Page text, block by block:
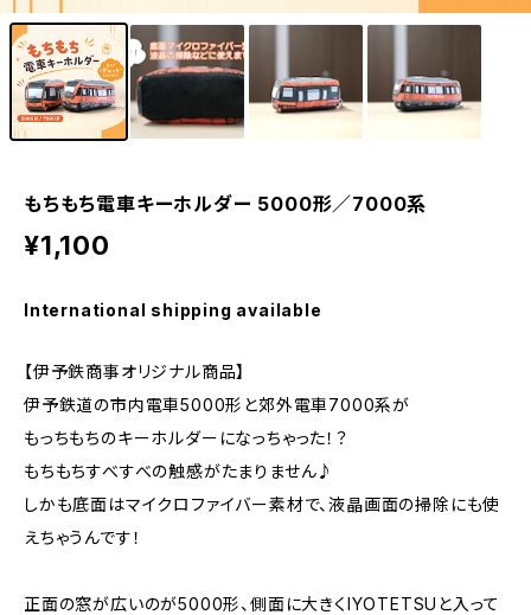
もちもち電車キーホルダー 5000形／7000系
¥1,100
International shipping available
【伊予鉄商事オリジナル商品】
伊予鉄道の市内電車5000形と郊外電車7000系が
もっちもちのキーホルダーになっちゃった！？
もちもちすべすべの触感がたまりません♪
しかも底面はマイクロファイバー素材で、液晶画面の掃除にも使
えちゃうんです！
正面の窓が広いのが5000形、側面に大きくIYOTETSUと入って